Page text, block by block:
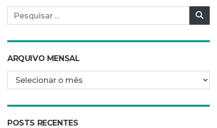
Pesquisar por:
ARQUIVO MENSAL
Arquivo mensal
POSTS RECENTES